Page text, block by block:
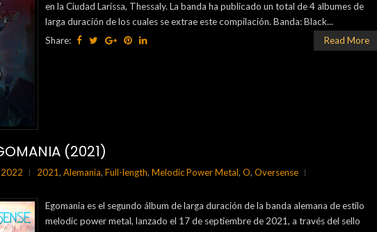
en la Ciudad Larissa, Thessaly. La banda ha publicado un total de 4 albumes de
larga duración de los cuales se extrae este compilación. Banda: Black...
Share:
Read More
(2021)
2021, Alemania, Full-length, Melodic Power Metal, O, Oversense
Egomania es el segundo álbum de larga duración de la banda alemana de estilo
melodic power metal, lanzado el 17 de septiembre de 2021, a través del sello